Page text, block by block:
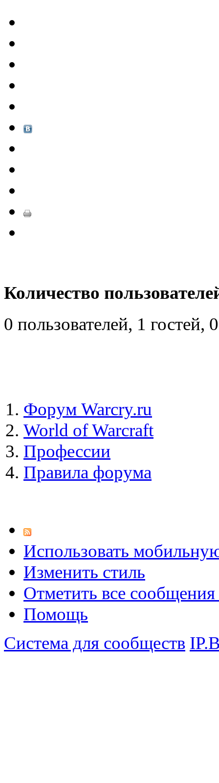
Количество
0 пользователей, 1
Форум Warcry.ru
World of Warcraft
Профессии
Правила форума
Использовать
Изменить стиль
Отметить все
Помощь
Система для сообществ